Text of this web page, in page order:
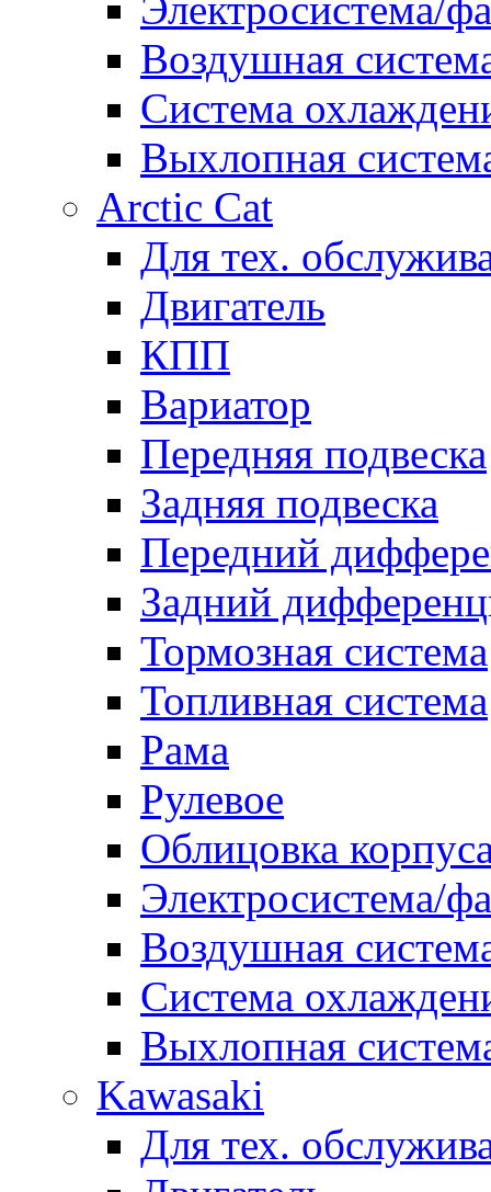
Воздушная
Система
Выхлопная
Arctic Cat
Для тех.
Двигатель
КПП
Вариатор
Передняя подвеска
Задняя подвеска
Передний
Задний
Тормозная система
Топливная система
Рама
Рулевое
Облицовка
Электросистема/
Воздушная
Система
Выхлопная
Kawasaki
Для тех.